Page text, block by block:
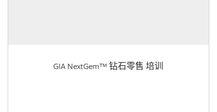
GIA NextGem™ 钻石零售 培训